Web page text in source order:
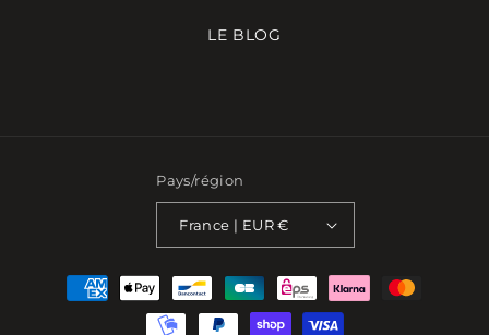
LE BLOG
Pays/région
France | EUR €
Moyens